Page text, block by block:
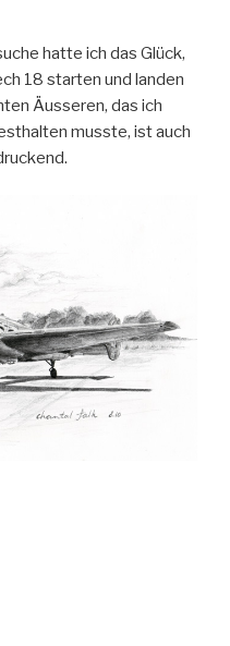
hatte ich das Glück,
18 starten und landen
Äusseren, das ich
musste, ist auch